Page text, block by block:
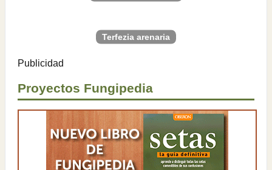
Terfezia arenaria
Publicidad
Proyectos Fungipedia